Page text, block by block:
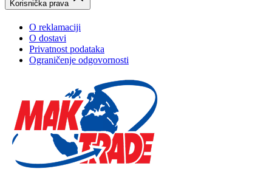
Korisnička prava
O reklamaciji
O dostavi
Privatnost podataka
Ograničenje odgovornosti